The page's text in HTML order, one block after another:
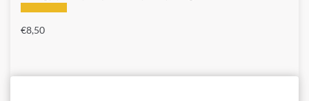
€8,50